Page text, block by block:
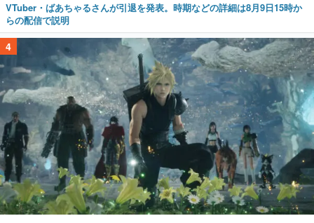
VTuber・ばあちゃるさんが引退を発表。時期などの詳細は8月9日15時か
らの配信で説明
4